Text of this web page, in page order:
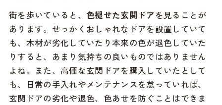
街を歩いていると、 色褪せた玄関ドアを見ることが
あります。せっかくおしゃれなドアを設置していて
も、木材が劣化していたり本来の色が退色していた
りすると、あまり気持ちの良いものではありません
よね。また、高価な玄関ドアを購入していたとして
も、日常の手入れやメンテナンスを怠っていれば、
玄関ドアの劣化や退色、色あせを防ぐことはできま